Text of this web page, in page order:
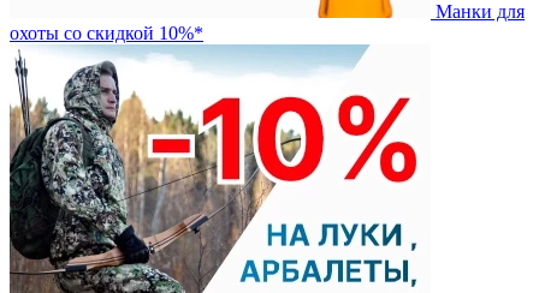
Манки для
охоты со скидкой 10%*